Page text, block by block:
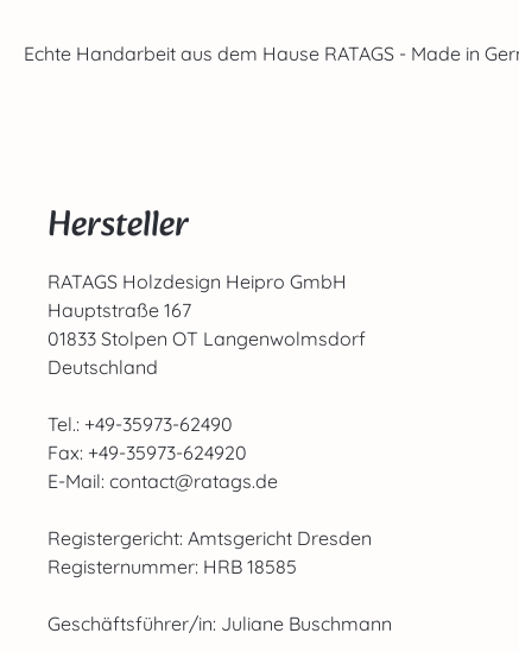
Echte Handarbeit aus dem Hause RATAGS - Made in
Hersteller
RATAGS Holzdesign Heipro GmbH
Hauptstraße 167
01833 Stolpen OT Langenwolmsdorf
Deutschland
Tel.: +49-35973-62490
Fax: +49-35973-624920
E-Mail: contact@ratags.de
Registergericht: Amtsgericht Dresden
Registernummer: HRB 18585
Geschäftsführer/in: Juliane Buschmann